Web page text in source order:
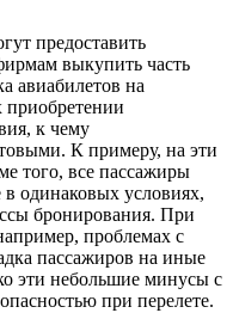
предоставить
выкупить часть
авиабилетов на
к чему
К примеру, на эти
того, все пассажиры
одинаковых условиях,
бронирования. При
проблемах с
пассажиров на иные
эти небольшие минусы с
при перелете.